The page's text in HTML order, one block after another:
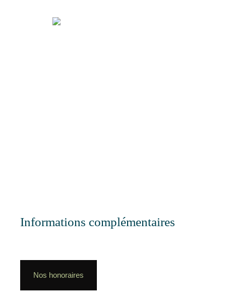
Informations complémentaires
Nos honoraires